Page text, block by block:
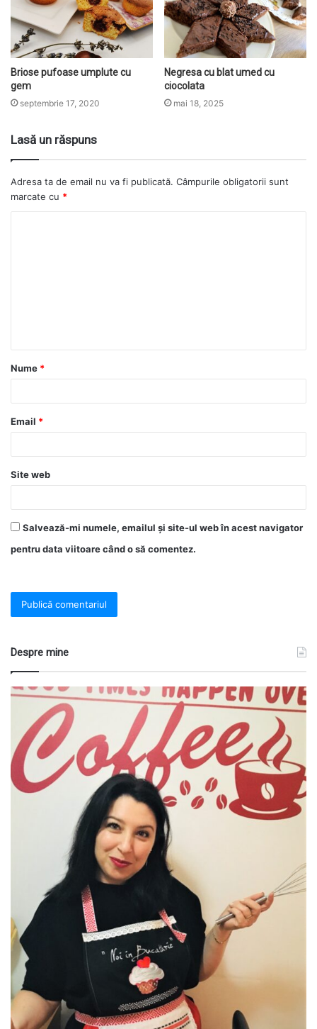
Briose pufoase umplute cu
gem
septembrie 17, 2020
Negresa cu blat umed cu
ciocolata
mai 18, 2025
Lasă un răspuns
Adresa ta de email nu va fi publicată. Câmpurile obligatorii sunt
marcate cu *
Nume *
Email *
Site web
Salvează-mi numele, emailul și site-ul web în acest navigator
pentru data viitoare când o să comentez.
Despre mine